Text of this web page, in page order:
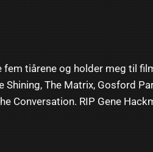
tiårene og holder meg til
The Matrix, Gosford
Conversation. RIP Gene